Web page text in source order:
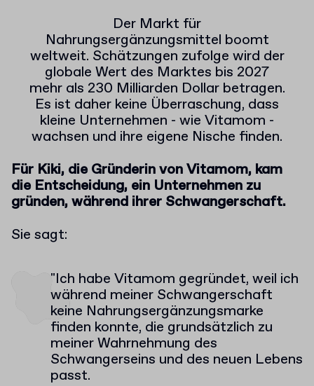
Der Markt für
Nahrungsergänzungsmittel boomt
weltweit. Schätzungen zufolge wird der
globale Wert des Marktes bis 2027
mehr als 230 Milliarden Dollar betragen.
Es ist daher keine Überraschung, dass
kleine Unternehmen - wie Vitamom -
wachsen und ihre eigene Nische finden.
Für Kiki, die Gründerin von Vitamom, kam
die Entscheidung, ein Unternehmen zu
gründen, während ihrer Schwangerschaft.
Sie sagt:
"Ich habe Vitamom gegründet, weil ich
während meiner Schwangerschaft
keine Nahrungsergänzungsmarke
finden konnte, die grundsätzlich zu
meiner Wahrnehmung des
Schwangerseins und des neuen Lebens
passt.